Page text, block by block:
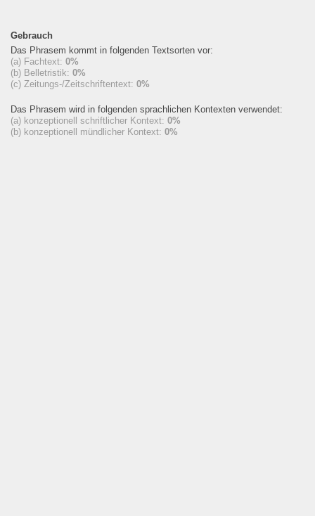
Gebrauch
Das Phrasem kommt in folgenden Textsorten vor:
(a) Fachtext: 0%
(b) Belletristik: 0%
(c) Zeitungs-/Zeitschriftentext: 0%
Das Phrasem wird in folgenden sprachlichen Kontexten verwendet:
(a) konzeptionell schriftlicher Kontext: 0%
(b) konzeptionell mündlicher Kontext: 0%